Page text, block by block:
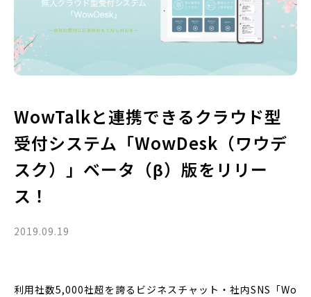
WowTalkと連携できるクラウド型
受付システム「WowDesk（ワウデ
スク）」ベータ（β）版をリリー
ス！
2019.09.19
利用社数5,000社超を誇るビジネスチャット・社内SNS「Wo